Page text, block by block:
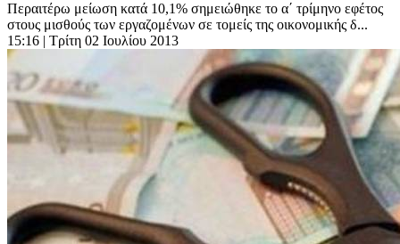
Περαιτέρω μείωση κατά 10,1% σημειώθηκε το α΄ τρίμηνο εφέτος
στους μισθούς των εργαζομένων σε τομείς της οικονομικής δ...
15:16 | Τρίτη 02 Ιουλίου 2013